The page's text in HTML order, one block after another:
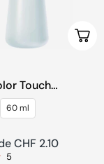
Touch
60 ml
CHF 2.10
5